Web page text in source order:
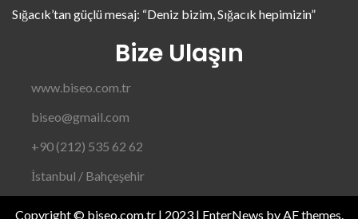
Sığacık’tan güçlü mesaj: “Deniz bizim, Sığacık hepimizin”
Bize Ulaşın
www.biseo.com.tr
biseo@gmail.com
+90 (212) 535 62 62
İstanbul / Bahçeşehir
Copyright © biseo.com.tr | 2023 | EnterNews by AF themes.